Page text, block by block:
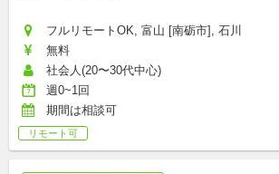
フルリモートOK, 富山 [南砺市], 石川
無料
社会人(20〜30代中心)
週0~1回
期間は相談可
リモート可